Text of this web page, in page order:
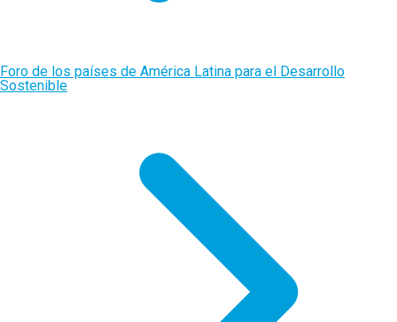
Foro de los países de América Latina para el Desarrollo
Sostenible